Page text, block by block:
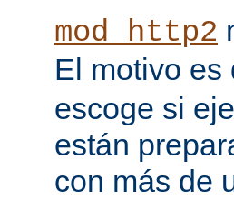
mod_http2
El motivo es
escoge si
están
con más de